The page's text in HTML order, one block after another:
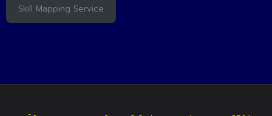
Skill Mapping Service